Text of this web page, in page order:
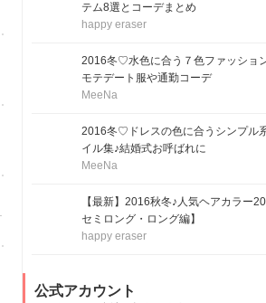
テム8選とコーデまとめ
happy eraser
2016冬♡水色に合う７色ファッショ
モテデート服や通勤コーデ
MeeNa
2016冬♡ドレスの色に合うシンプル
イル集♪結婚式お呼ばれに
MeeNa
【最新】2016秋冬♪人気ヘアカラー
セミロング・ロング編】
happy eraser
公式アカウント